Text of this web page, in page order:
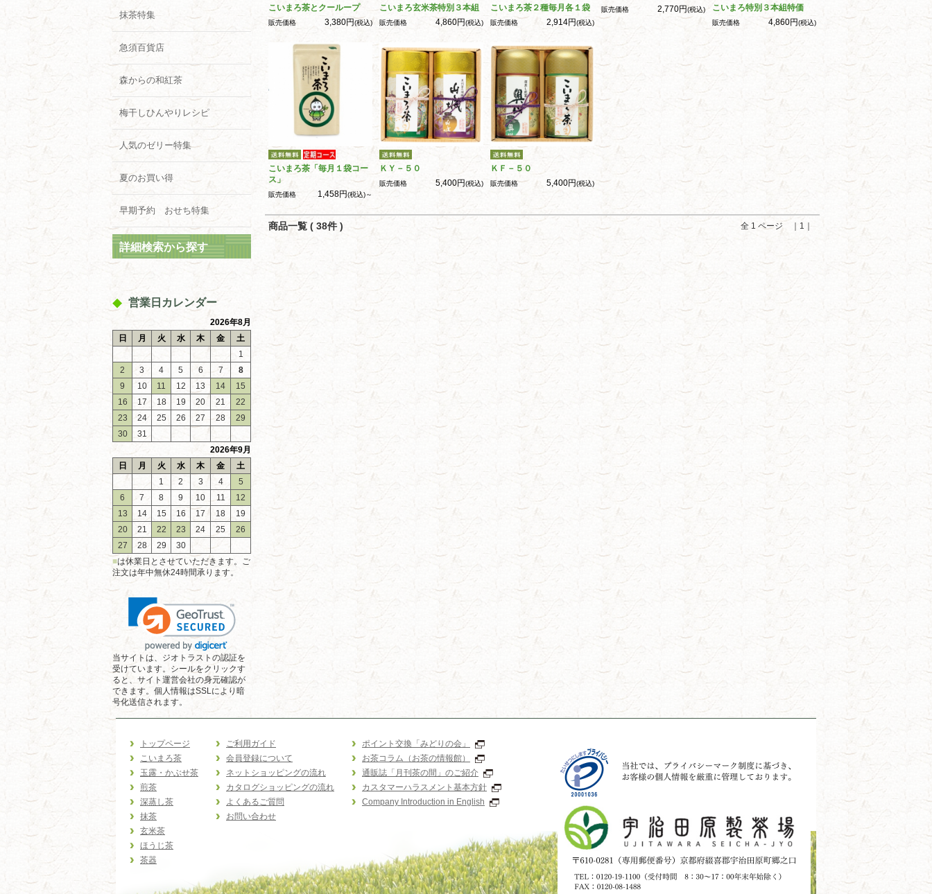
抹茶特集
急須百貨店
森からの和紅茶
梅干しひんやりレシピ
人気のゼリー特集
夏のお買い得
早期予約 おせち特集
詳細検索から探す
営業日カレンダー
2026年8月
日
月 火 水 木 金
土
1
2
3 4 5 6 7
8
9
10 11 12 13 14
15
16
17 18 19 20 21
22
23
24 25 26 27 28
29
30
31
2026年9月
日
月 火 水 木 金
土
1
2 3 4
5
6
7 8 9 10 11
12
13
14 15 16 17 18
19
20
21 22 23 24 25
26
27
28 29
30
■は休業日とさせていただきます。ご
注文は年中無休24時間承ります。
当サイトは、ジオトラストの認証を
受けています。シールをクリックす
ると、サイト運営会社の身元確認が
できます。個人情報はSSLにより暗
号化送信されます。
こいまろ茶とクーループ
販売価格 3,380円(税込)
こいまろ玄米茶特別３本組
販売価格 4,860円(税込)
こいまろ茶２種毎月各１袋
販売価格 2,914円(税込)
販売価格 2,770円(税込) こいまろ特別３本組特価
販売価格 4,860円(税込)
こいまろ茶「毎月１袋コー
ス」
販売価格 1,458円(税込)～
ＫＹ－５０
販売価格 5,400円(税込)
ＫＦ－５０
販売価格 5,400円(税込)
商品一覧 ( 38件 ) 全 1 ページ ｜1｜
トップページ
こいまろ茶
玉露・かぶせ茶
煎茶
深蒸し茶
抹茶
玄米茶
ほうじ茶
茶器
ご利用ガイド
会員登録について
ネットショッピングの流れ
カタログショッピングの流れ
よくあるご質問
お問い合わせ
ポイント交換「みどりの会」
お茶コラム（お茶の情報館）
通販誌「月刊茶の間」のご紹介
カスタマーハラスメント基本方針
Company Introduction in English